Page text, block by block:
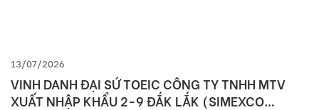
13/07/2026
VINH DANH ĐẠI SỨ TOEIC CÔNG TY TNHH MTV
XUẤT NHẬP KHẨU 2-9 ĐẮK LẮK (SIMEXCO